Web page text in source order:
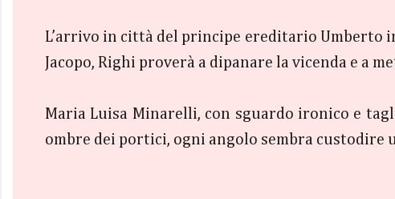
L’arrivo in città del principe ereditario Umberto
Jacopo, Righi proverà a dipanare la vicenda e a
Maria Luisa Minarelli, con sguardo ironico e
ombre dei portici, ogni angolo sembra custodire